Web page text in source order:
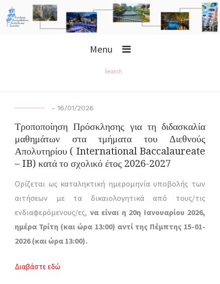
Menu
Search
- 16/01/2026
Τροποποίηση Πρόσκλησης για τη διδασκαλία
μαθημάτων στα τμήματα του Διεθνούς
Απολυτηρίου ( International Baccalaureate
– IB) κατά το σχολικό έτος 2026-2027
Ορίζεται ως καταληκτική ημερομηνία υποβολής των
αιτήσεων με τα δικαιολογητικά από τους/τις
ενδιαφερόμενους/ες, να είναι η 20η Ιανουαρίου 2026,
ημέρα Τρίτη (και ώρα 13:00) αντί της Πέμπτης 15-01-
2026 (και ώρα 13:00).
Διαβάστε εδώ